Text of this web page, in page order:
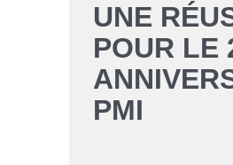
Diminuer le texte
Niveau de gris
UNE
POUR LE
PMI